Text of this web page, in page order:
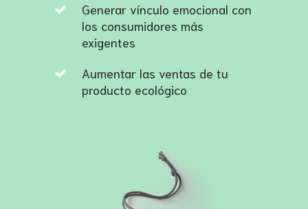
Generar vínculo emocional con
los consumidores más
exigentes
Aumentar las ventas de tu
producto ecológico